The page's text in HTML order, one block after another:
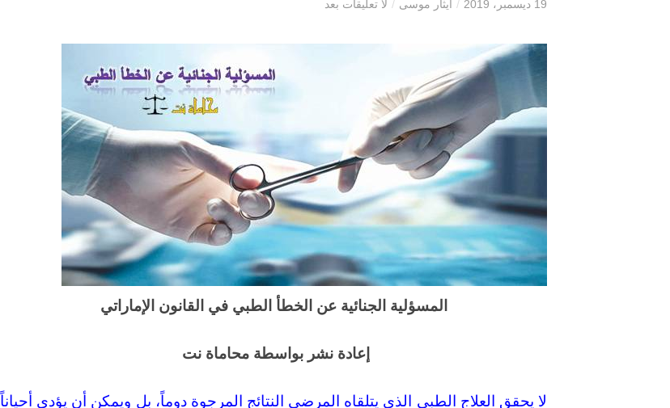
19 ديسمبر، 2019 / ايثار موسى / لا تعليقات بعد
المسؤلية الجنائية عن الخطأ الطبي في القانون الإماراتي
إعادة نشر بواسطة محاماة نت
لا يحقق العلاج الطبي الذي يتلقاه المرضى النتائج المرجوة دوماً، بل ويمكن أن يؤدي أحياناً